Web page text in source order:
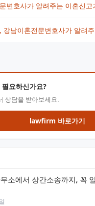
요하신가요?
상담을 받아보세요.
lawfirm 바로가기
소에서 상간소송까지, 꼭